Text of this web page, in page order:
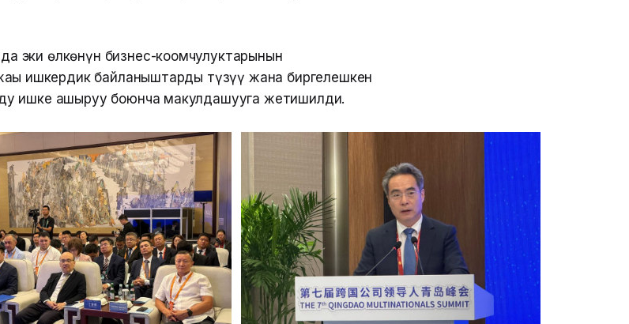
эки өлкөнүн бизнес-коомчулуктарынын
ишкердик байланыштарды түзүү жана биргелешкен
ишке ашыруу боюнча макулдашууга жетишилди.